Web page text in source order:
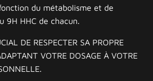
du métabolisme et de
9H HHC de chacun.
DE RESPECTER SA PROPRE
VOTRE DOSAGE À VOTRE